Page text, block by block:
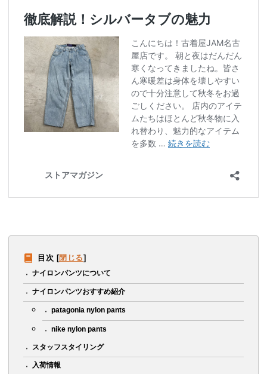
目次 [閉じる]
ナイロンパンツについて
ナイロンパンツおすすめ紹介
patagonia nylon pants
nike nylon pants
スタッフスタイリング
入荷情報